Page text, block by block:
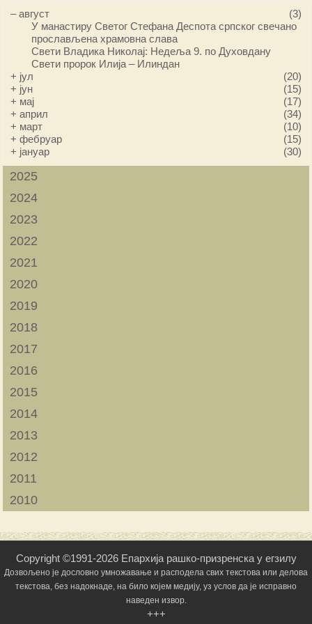
–август
(3)
У манастиру Светог Стефана Деспота српског свечано
прослављена храмовна слава
Свети Владика Николај: Недеља 9. по Духовдану
Свети пророк Илија – Илиндан
+ јул
(20)
+ јун
(15)
+ мај
(17)
+април
(34)
+ март
(10)
+фебруар
(15)
+ јануар (30)
2025
2024
2023
2022
2021
2020
2019
2018
2017
2016
2015
2014
2013
2012
2011
2010
Copyright ©1991-2026 Епархија рашко-призренска у егзилу
Дозвољено је дословно умножавање и расподела свих текстова или делова
текстова, без надокнаде, на било којем медију, уз услов да је исправно
наведен извор.
+++